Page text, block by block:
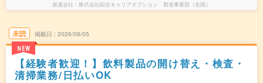
派遣会社 株式会社綜合キャリアオプション 製造事業部（全国）
未読
NEW
掲載日 2026/08/05
【経験者歓迎！】飲料製品の開け替え・検査・
清掃業務/日払いOK